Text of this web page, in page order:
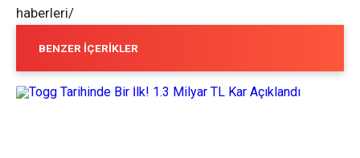
haberleri/
BENZER İÇERIKLER